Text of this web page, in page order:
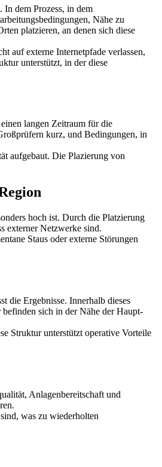
dem Prozess, in dem
Nähe zu
platzieren, an denen sich diese
auf externe Internetpfade verlassen,
unterstützt, in der diese
langen Zeitraum für die
kurz, und Bedingungen, in
aufgebaut. Die Plazierung von
hoch ist. Durch die Platzierung
externer Netzwerke sind.
Staus oder externe Störungen
die Ergebnisse. Innerhalb dieses
sich in der Nähe der Haupt-
Struktur unterstützt operative Vorteile
Anlagenbereitschaft und
was zu wiederholten